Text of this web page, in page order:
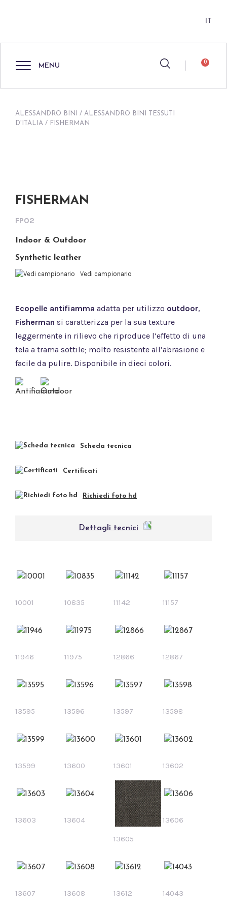
IT
MENU 0
ALESSANDRO BINI / ALESSANDRO BINI TESSUTI
D'ITALIA / FISHERMAN
FISHERMAN
FP02
Indoor & Outdoor
Synthetic leather
Vedi campionario
Ecopelle antifiamma adatta per utilizzo outdoor,
Fisherman si caratterizza per la sua texture
leggermente in rilievo che riproduce l’effetto di una
tela a trama sottile; molto resistente all’abrasione e
facile da pulire. Disponibile in dieci colori.
Scheda tecnica
Certificati
Richiedi foto hd
Dettagli tecnici
10001 10835 11142 11157
11946 11975 12866 12867
13595 13596 13597 13598
13599 13600 13601 13602
13603 13604
13605
13606
13607 13608 13612 14043